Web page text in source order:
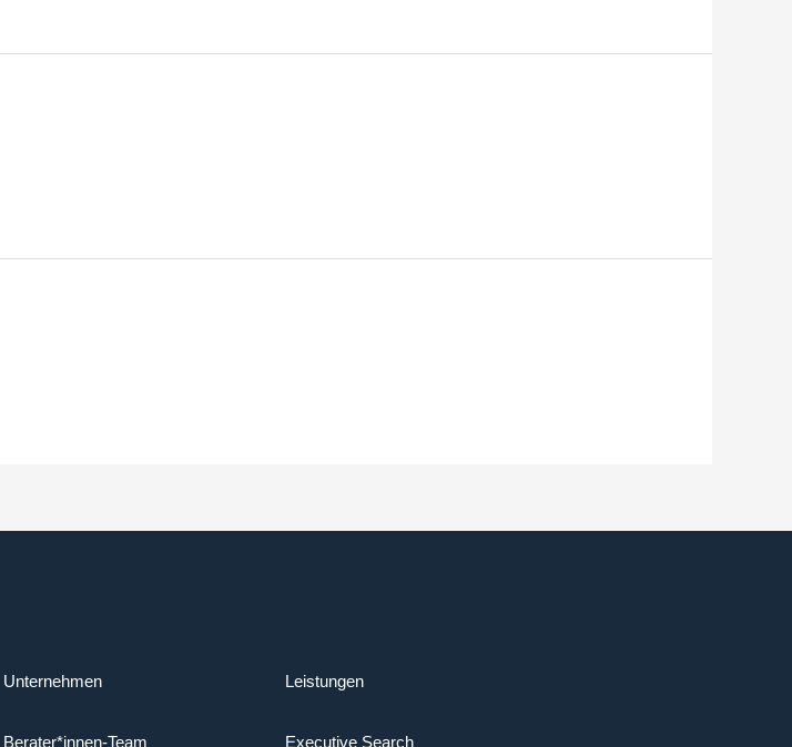
Unternehmen
Berater*innen-Team
Leistungen
Executive Search